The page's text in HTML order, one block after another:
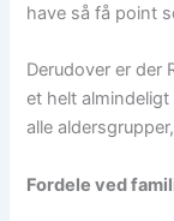
have så få point
Derudover er der
et helt
alle
Fordele ved